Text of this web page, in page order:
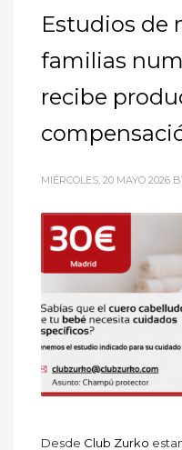
Estudios de
familias
recibe
MIÉRCOLES, 20 MAYO 2026
Desde Club Zurko